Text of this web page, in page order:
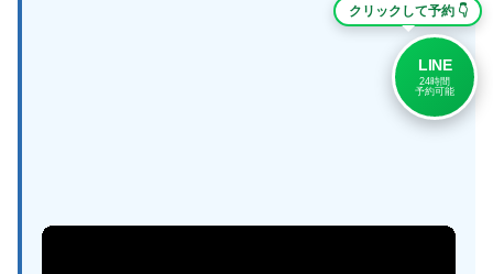
クリックして予約 👇
LINE
24時間
予約可能